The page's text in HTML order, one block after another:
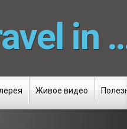
in
Живое видео